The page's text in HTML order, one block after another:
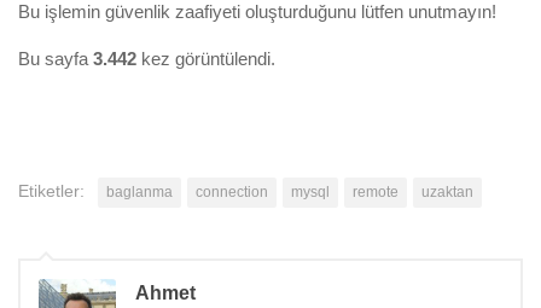
Bu işlemin güvenlik zaafiyeti oluşturduğunu lütfen unutmayın!
Bu sayfa 3.442 kez görüntülendi.
Etiketler: baglanma connection mysql remote uzaktan
Ahmet